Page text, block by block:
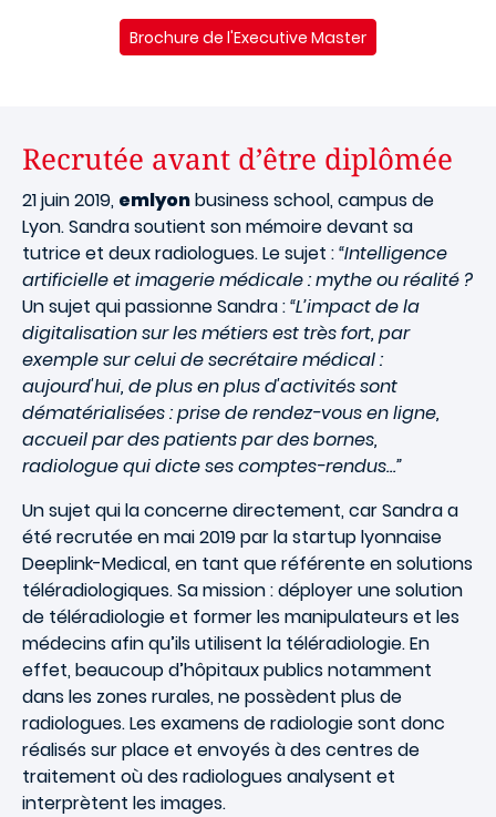
Brochure de l'Executive Master
Recrutée avant d’être diplômée
21 juin 2019, emlyonbusiness school, campus de
Lyon. Sandra soutient son mémoire devant sa
tutrice et deux radiologues. Le sujet :“Intelligence
artificielle et imagerie médicale : mythe ou réalité ?
Un sujet qui passionne Sandra :“L’impact de la
digitalisation sur les métiers est très fort, par
exemple sur celui de secrétaire médical :
aujourd'hui, de plus en plus d'activités sont
dématérialisées : prise de rendez-vous en ligne,
accueil par des patients par des bornes,
radiologue qui dicte ses comptes-rendus…”
Un sujet qui la concerne directement, car Sandra a
été recrutée en mai 2019 par la startup lyonnaise
Deeplink-Medical, en tant que référente en solutions
téléradiologiques. Sa mission : déployer une solution
de téléradiologie et former les manipulateurs et les
médecins afin qu’ils utilisent la téléradiologie. En
effet, beaucoup d’hôpitaux publics notamment
dans les zones rurales, ne possèdent plus de
radiologues. Les examens de radiologie sont donc
réalisés sur place et envoyés à des centres de
traitement où des radiologues analysent et
interprètent les images.